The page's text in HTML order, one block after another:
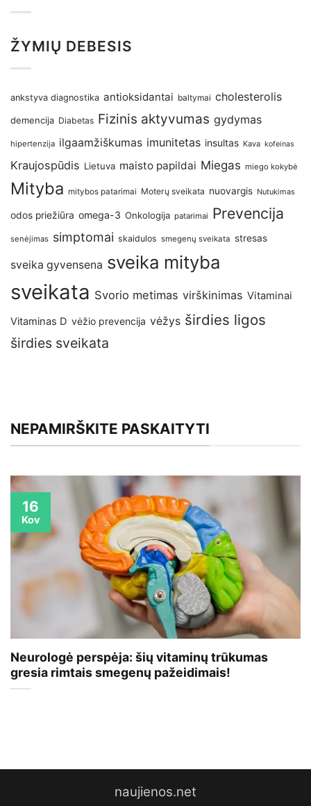
ŽYMIŲ DEBESIS
ankstyva diagnostika antioksidantai baltymai cholesterolis
demencija Diabetas Fizinis aktyvumas gydymas
hipertenzija ilgaamžiškumas imunitetas insultas Kava kofeinas
Kraujospūdis Lietuva maisto papildai Miegas miego kokybė
Mityba mitybos patarimai Moterų sveikata nuovargis Nutukimas
odos priežiūra omega-3 Onkologija patarimai Prevencija
senėjimas simptomai skaidulos smegenų sveikata stresas
sveika gyvensena sveika mityba
sveikata Svorio metimas virškinimas Vitaminai
Vitaminas D vėžio prevencija vėžys širdies ligos
širdies sveikata
NEPAMIRŠKITE PASKAITYTI
Neurologė perspėja: šių vitaminų trūkumas
gresia rimtais smegenų pažeidimais!
16
Kov
naujienos.net